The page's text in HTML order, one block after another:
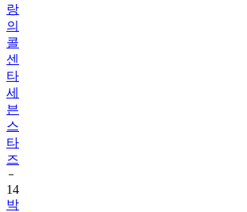
랑
의
콜
센
타
세
븐
스
타
즈
14
박